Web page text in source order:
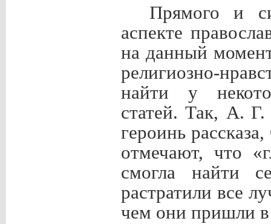
Прямого и
аспекте
на данный
религиозно-
найти у
статей. Так, А. Г.
героинь
отмечают, что
смогла найти
растратили все
чем они пришли